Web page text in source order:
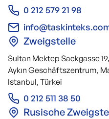
0 212 579 21 98
Zweigstelle
Sultan Mektep Sackgasse
Aykın Geschäftszentrum,
Istanbul, Türkei
0 212 511 38 50
Rusische